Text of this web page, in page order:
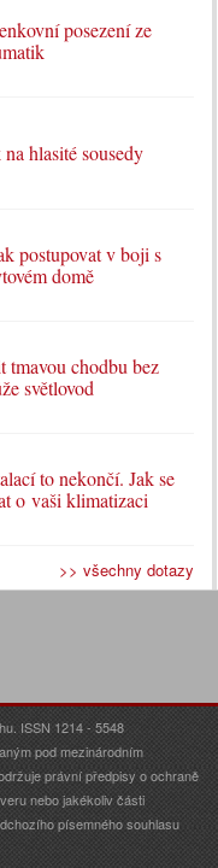
posezení ze
hlasité sousedy
postupovat v boji s
domě
tmavou chodbu bez
světlovod
to nekončí. Jak se
o vaši klimatizaci
>> všechny dotazy
ISSN 1214 - 5548
pod mezinárodním
právní předpisy o ochraně
nebo jakékoliv části
písemného souhlasu